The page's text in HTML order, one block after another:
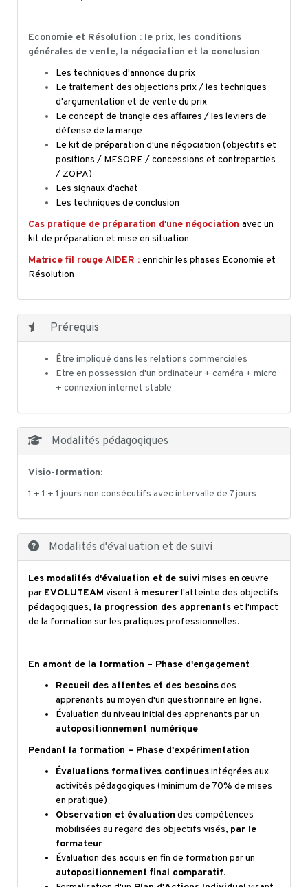
Economie et Résolution : le prix, les conditions
générales de vente, la négociation et la conclusion
Les techniques d'annonce du prix
Le traitement des objections prix / les techniques
d'argumentation et de vente du prix
Le concept de triangle des affaires / les leviers de
défense de la marge
Le kit de préparation d'une négociation (objectifs et
positions / MESORE / concessions et contreparties
/ ZOPA)
Les signaux d'achat
Les techniques de conclusion
Cas pratique de préparation d'une négociation avec un
kit de préparation et mise en situation
Matrice fil rouge AIDER : enrichir les phases Economie et
Résolution
Prérequis
Être impliqué dans les relations commerciales
Etre en possession d'un ordinateur + caméra + micro
+ connexion internet stable
Modalités pédagogiques
Visio-formation:
1 + 1 + 1 jours non consécutifs avec intervalle de 7 jours
Modalités d'évaluation et de suivi
Les modalités d'évaluation et de suivi mises en œuvre
par EVOLUTEAM visent à mesurerl'atteinte des objectifs
pédagogiques, la progression des apprenants et l'impact
de la formation sur les pratiques professionnelles.
En amont de la formation – Phase d'engagement
Recueil des attentes et des besoinsdes
apprenants au moyen d'un questionnaire en ligne.
Évaluation du niveau initial des apprenants par un
autopositionnement numérique
Pendant la formation – Phase d'expérimentation
Évaluations formatives continuesintégrées aux
activités pédagogiques (minimum de 70% de mises
en pratique)
Observation et évaluation des compétences
mobilisées au regard des objectifs visés, par le
formateur
Évaluation des acquis en fin de formation par un
autopositionnement final comparatif.